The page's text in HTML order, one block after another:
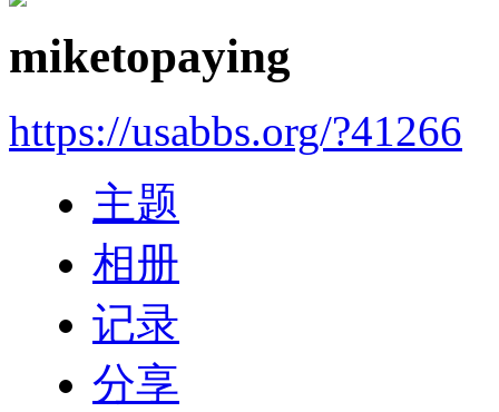
miketopaying
https://usabbs.org/?41266
主题
相册
记录
分享